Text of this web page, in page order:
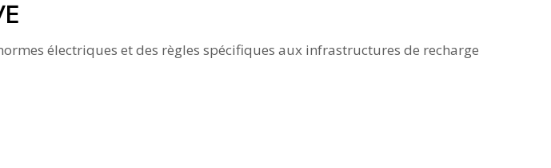
électriques et des règles spécifiques aux infrastructures de recharge